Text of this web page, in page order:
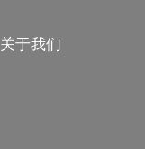
关于我们